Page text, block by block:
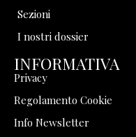
Sezioni
I nostri dossier
INFORMATIVA
Privacy
Regolamento Cookie
Info Newsletter